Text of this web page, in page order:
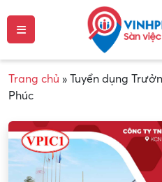
Trang chủ » Tuyển dụng
Phúc